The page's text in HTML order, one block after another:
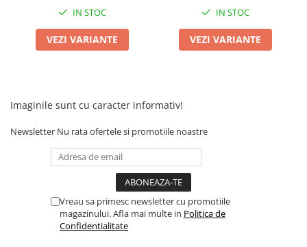
IN STOC
VEZI VARIANTE
IN STOC
VEZI VARIANTE
Imaginile sunt cu caracter informativ!
Newsletter Nu rata ofertele si promotiile noastre
Vreau sa primesc newsletter cu promotiile
magazinului. Afla mai multe in Politica de
Confidentialitate